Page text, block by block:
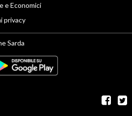
e Economici
privacy
Sarda